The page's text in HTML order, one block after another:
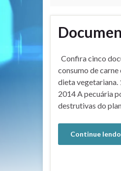
Confira cinco
consumo de carne
dieta vegetariana.
2014 A pecuária
destrutivas do
Continue lendo